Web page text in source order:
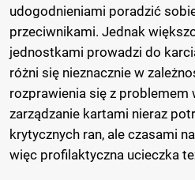
udogodnieniami poradzić
przeciwnikami. Jednak
jednostkami prowadzi do
różni się nieznacznie w
rozprawienia się z problemem
zarządzanie kartami nieraz
krytycznych ran, ale czasami
więc profilaktyczna ucieczka